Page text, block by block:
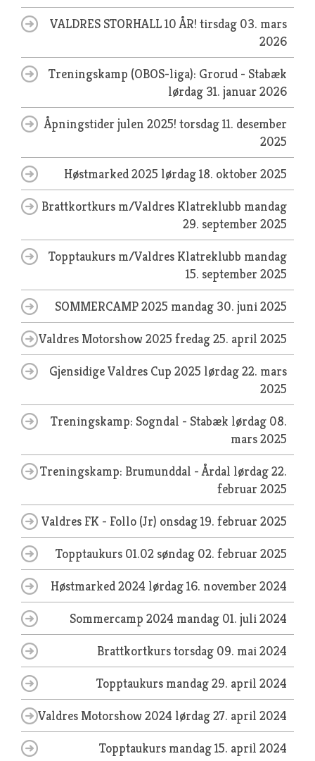
VALDRES STORHALL 10 ÅR! tirsdag 03. mars
2026
Treningskamp (OBOS-liga): Grorud - Stabæk
lørdag 31. januar 2026
Åpningstider julen 2025! torsdag 11. desember
2025
Høstmarked 2025 lørdag 18. oktober 2025
Brattkortkurs m/Valdres Klatreklubb mandag
29. september 2025
Topptaukurs m/Valdres Klatreklubb mandag
15. september 2025
SOMMERCAMP 2025 mandag 30. juni 2025
Valdres Motorshow 2025 fredag 25. april 2025
Gjensidige Valdres Cup 2025 lørdag 22. mars
2025
Treningskamp: Sogndal - Stabæk lørdag 08.
mars 2025
Treningskamp: Brumunddal - Årdal lørdag 22.
februar 2025
Valdres FK - Follo (Jr) onsdag 19. februar 2025
Topptaukurs 01.02søndag 02. februar 2025
Høstmarked 2024 lørdag 16. november 2024
Sommercamp 2024 mandag 01. juli 2024
Brattkortkurstorsdag 09. mai 2024
Topptaukurs mandag 29. april 2024
Valdres Motorshow 2024 lørdag 27. april 2024
Topptaukurs mandag 15. april 2024